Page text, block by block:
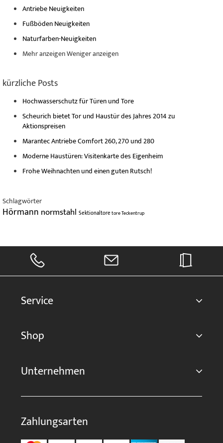
Antriebe Neuigkeiten
Fußböden Neuigkeiten
Naturfarben-Neuigkeiten
Mehr anzeigenWeniger anzeigen
kürzliche Posts
Hochwasserschutz für Türen und Tore
Scheurich bietet Tor und Haustür des Jahres 2014 zu
Aktionspreisen
Marantec Antriebe Comfort 260, 270 und 280
Moderne Haustüren: Visitenkarte des Eigenheim
Frohe Weihnachten und einen guten Rutsch!
Schlagwörter
Hörmann normstahl SektionaltoretoreTeckentrup
Service
Shop
Unternehmen
Zahlungsarten